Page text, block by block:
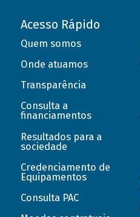
Acesso Rápido
Quem somos
Onde atuamos
Transparência
Consulta a
financiamentos
Resultados para a
sociedade
Credenciamento de
Equipamentos
Consulta PAC